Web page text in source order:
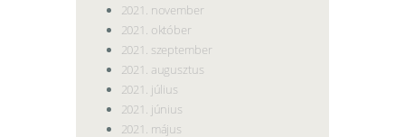
2021. november
2021. október
2021. szeptember
2021. augusztus
2021. július
2021. június
2021. május